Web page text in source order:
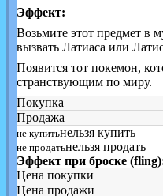
Эффект:
Возьмите этот предмет в
вызвать Латиаса или
Появится тот покемон,
странствующим по миру.
Покупка
Продажа
не купитьнельзя купить
не продатьнельзя продать
Эффект при броске
Цена покупки
Цена продажи